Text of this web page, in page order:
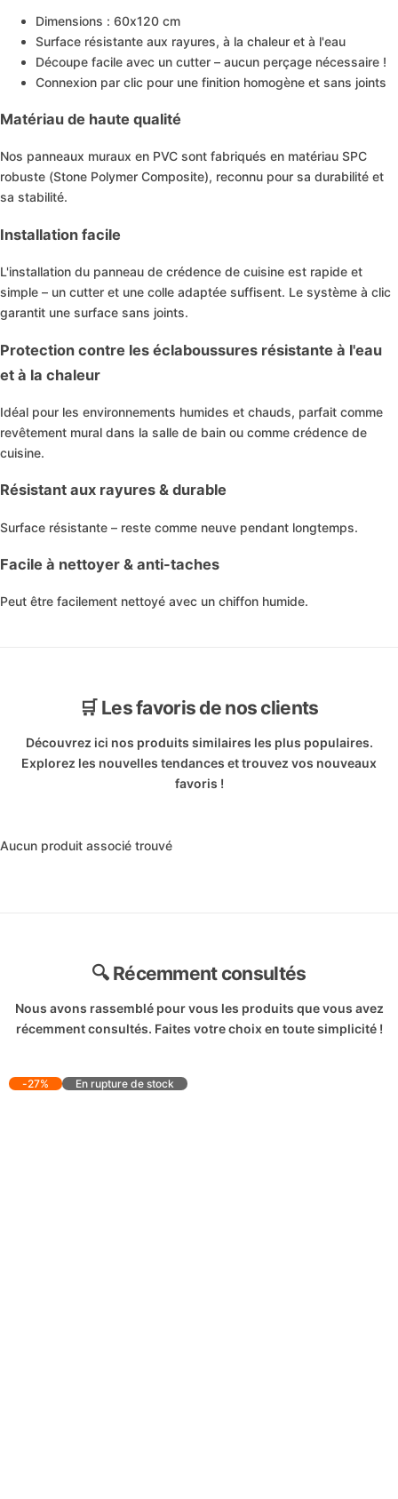
Dimensions : 60x120 cm
Surface résistante aux rayures, à la chaleur et à l'eau
Découpe facile avec un cutter – aucun perçage nécessaire !
Connexion par clic pour une finition homogène et sans joints
Matériau de haute qualité
Nos panneaux muraux en PVC sont fabriqués en matériau SPC
robuste (Stone Polymer Composite), reconnu pour sa durabilité et
sa stabilité.
Installation facile
L'installation du panneau de crédence de cuisine est rapide et
simple – un cutter et une colle adaptée suffisent. Le système à clic
garantit une surface sans joints.
Protection contre les éclaboussures résistante à l'eau
et à la chaleur
Idéal pour les environnements humides et chauds, parfait comme
revêtement mural dans la salle de bain ou comme crédence de
cuisine.
Résistant aux rayures & durable
Surface résistante – reste comme neuve pendant longtemps.
Facile à nettoyer & anti-taches
Peut être facilement nettoyé avec un chiffon humide.
🛒 Les favoris de nos clients
Découvrez ici nos produits similaires les plus populaires.
Explorez les nouvelles tendances et trouvez vos nouveaux
favoris !
Aucun produit associé trouvé
🔍 Récemment consultés
Nous avons rassemblé pour vous les produits que vous avez
récemment consultés. Faites votre choix en toute simplicité !
-27% En rupture de stock